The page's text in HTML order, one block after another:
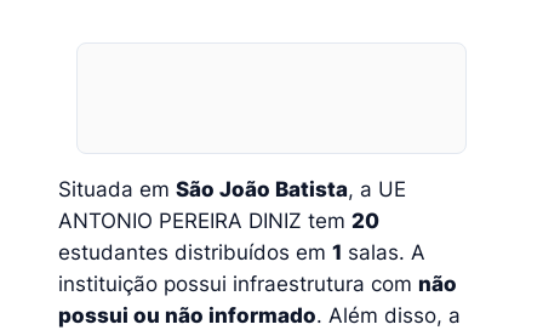
Situada em São João Batista, a UE
ANTONIO PEREIRA DINIZ tem 20
estudantes distribuídos em 1 salas. A
instituição possui infraestrutura com não
possui ou não informado. Além disso, a